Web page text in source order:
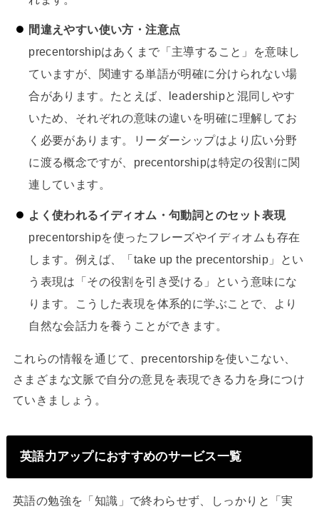
間違えやすい使い方・注意点
precentorshipはあくまで「主導すること」を意味し
ていますが、関連する単語が明確に分けられない場
合があります。たとえば、leadershipと混同しやす
いため、それぞれの意味の違いを明確に理解してお
く必要があります。リーダーシップはより広い分野
に渡る概念ですが、precentorshipは特定の役割に関
連しています。
よく使われるイディオム・句動詞とのセット表現
precentorshipを使ったフレーズやイディオムも存在
します。例えば、「take up the precentorship」とい
う表現は「その役割を引き受ける」という意味にな
ります。こうした表現を体系的に学ぶことで、より
自然な会話力を養うことができます。
これらの情報を通じて、precentorshipを使いこない、
さまざまな文脈で自分の意見を表現できる力を身につけ
ていきましょう。
英語力アップにおすすめのサービス一覧
英語の勉強を「知識」で終わらせず、しっかりと「実